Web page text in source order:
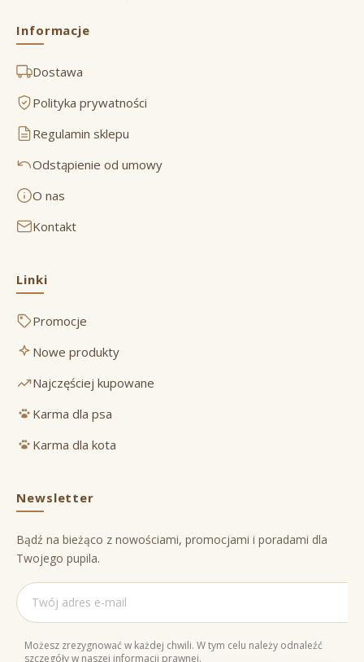
Informacje
Dostawa
Polityka prywatności
Regulamin sklepu
Odstąpienie od umowy
O nas
Kontakt
Linki
Promocje
Nowe produkty
Najczęściej kupowane
Karma dla psa
Karma dla kota
Newsletter
Bądź na bieżąco z nowościami, promocjami i poradami dla
Twojego pupila.
Możesz zrezygnować w każdej chwili. W tym celu należy odnaleźć
szczegóły w naszej informacji prawnej.